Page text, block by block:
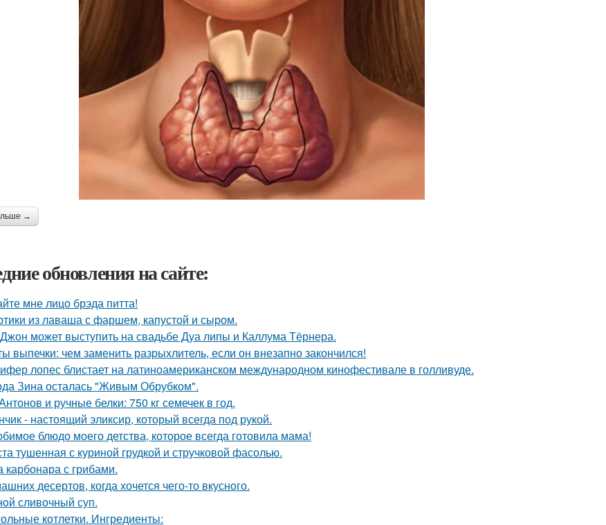
→
обновления на сайте:
мне лицо брэда питта!
из лаваша с фаршем, капустой и сыром.
может выступить на свадьбе Дуа липы и Каллума Тёрнера.
выпечки: чем заменить разрыхлитель, если он внезапно закончился!
лопес блистает на латиноамериканском международном кинофестивале в голливуде.
Зина осталась "Живым Обрубком".
и ручные белки: 750 кг семечек в год.
- настоящий эликсир, который всегда под рукой.
блюдо моего детства, которое всегда готовила мама!
тушенная с куриной грудкой и стручковой фасолью.
карбонара с грибами.
десертов, когда хочется чего-то вкусного.
сливочный суп.
котлетки. Ингредиенты: